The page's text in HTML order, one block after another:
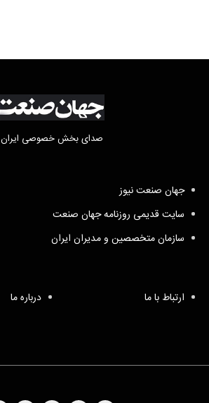
صدای بخش خصوصی ایران
جهان صنعت نیوز
سایت قدیمی روزنامه جهان صنعت
سازمان متخصصین و مدیران ایران
ارتباط با ما درباره ما